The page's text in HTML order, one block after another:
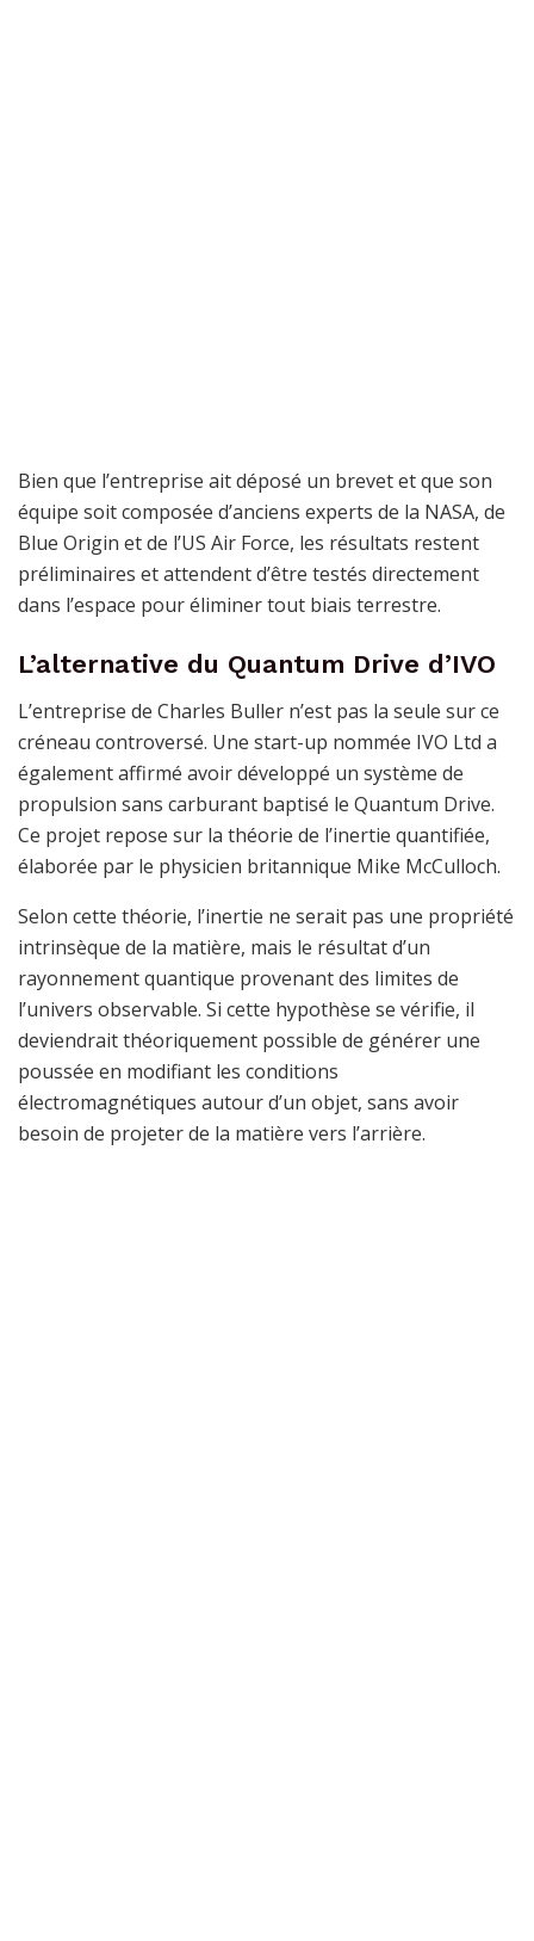
Bien que l’entreprise ait déposé un brevet et que son
équipe soit composée d’anciens experts de la NASA, de
Blue Origin et de l’US Air Force, les résultats restent
préliminaires et attendent d’être testés directement
dans l’espace pour éliminer tout biais terrestre.
L’alternative du Quantum Drive d’IVO
L’entreprise de Charles Buller n’est pas la seule sur ce
créneau controversé. Une start-up nommée IVO Ltd a
également affirmé avoir développé un système de
propulsion sans carburant baptisé le Quantum Drive.
Ce projet repose sur la théorie de l’inertie quantifiée,
élaborée par le physicien britannique Mike McCulloch.
Selon cette théorie, l’inertie ne serait pas une propriété
intrinsèque de la matière, mais le résultat d’un
rayonnement quantique provenant des limites de
l’univers observable. Si cette hypothèse se vérifie, il
deviendrait théoriquement possible de générer une
poussée en modifiant les conditions
électromagnétiques autour d’un objet, sans avoir
besoin de projeter de la matière vers l’arrière.